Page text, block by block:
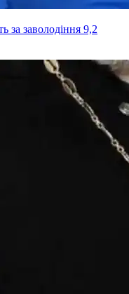
за заволодіння 9,2